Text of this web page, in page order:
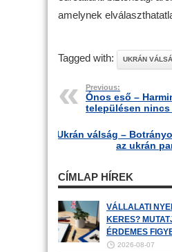
amelynek
Tagged with: UKRÁN
Previous:
Ónos eső –
településen nincs
Ukrán válság –
az ukrán
CÍMLAP HÍREK
VÁLLALATI
KERES?
ÉRDEMES
2026-08-07